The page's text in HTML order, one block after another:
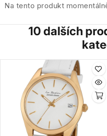
Na tento produkt
10 dalších